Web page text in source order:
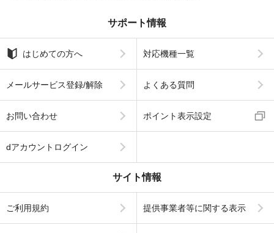
サポート情報
はじめての方へ 対応機種一覧
メールサービス登録/解除 よくある質問
お問い合わせ ポイント表示設定
dアカウントログイン
サイト情報
ご利用規約 提供事業者等に関する表示